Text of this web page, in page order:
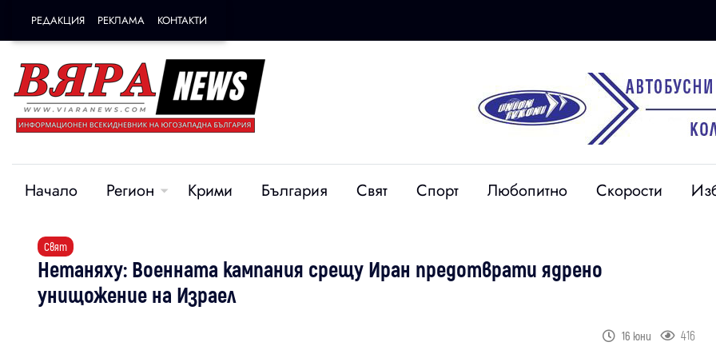
РЕДАКЦИЯ РЕКЛАМА КОНТАКТИ
Начало Регион Крими България Свят Спорт Любопитно Скорости
Свят
Нетаняху: Военната кампания срещу Иран предотврати ядрено
унищожение на Израел
16 юни 416